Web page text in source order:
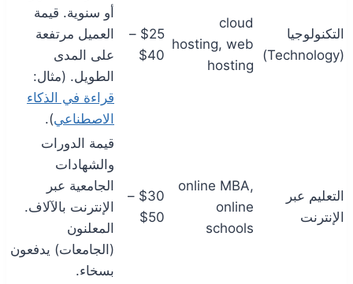
التكنولوجيا
(Technology)
cloud
hosting, web
hosting
$25 –
$40
أو سنوية. قيمة
العميل مرتفعة
على المدى
الطويل. (مثال:
قراءة في الذكاء
الاصطناعي).
التعليم عبر
الإنترنت
online MBA,
online
schools
$30 –
$50
قيمة الدورات
والشهادات
الجامعية عبر
الإنترنت بالآلاف.
المعلنون
(الجامعات) يدفعون
بسخاء.